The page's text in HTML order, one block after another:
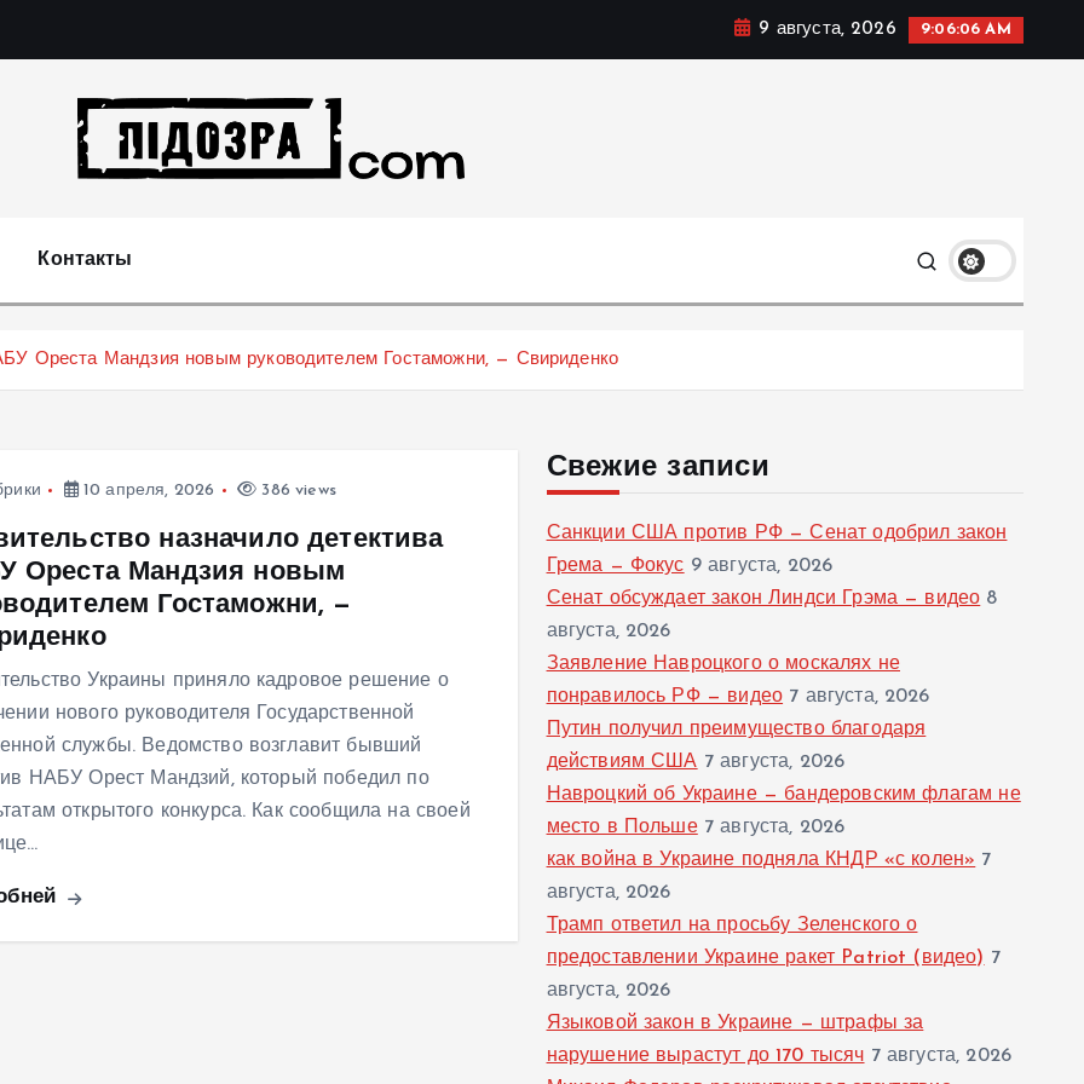
9 августа, 2026 9:06:07 AM
Контакты
Ореста Мандзия новым руководителем Гостаможни, — Свириденко
10 апреля, 2026 386 views
назначило детектива
Ореста Мандзия новым
Гостаможни, —
Украины приняло кадровое решение о
нового руководителя Государственной
службы. Ведомство возглавит бывший
НАБУ Орест Мандзий, который победил по
открытого конкурса. Как сообщила на своей
Свежие записи
Санкции США против РФ — Сенат одобрил закон
Грема — Фокус 9 августа, 2026
Сенат обсуждает закон Линдси Грэма — видео 8
августа, 2026
Заявление Навроцкого о москалях не
понравилось РФ — видео 7 августа, 2026
Путин получил преимущество благодаря
действиям США 7 августа, 2026
Навроцкий об Украине — бандеровским флагам не
место в Польше 7 августа, 2026
как война в Украине подняла КНДР «с колен» 7
августа, 2026
Трамп ответил на просьбу Зеленского о
предоставлении Украине ракет Patriot (видео) 7
августа, 2026
Языковой закон в Украине — штрафы за
нарушение вырастут до 170 тысяч 7 августа, 2026